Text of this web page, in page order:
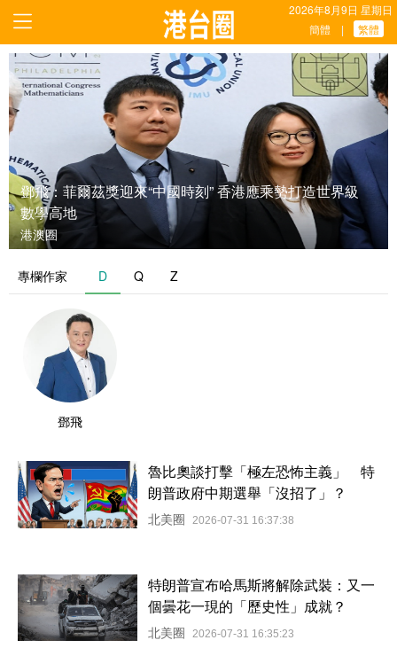
2026年8月9日 星期日
簡體
繁體
鄧飛：菲爾茲獎迎來“中國時刻” 香港應乘勢打造世界級
數學高地
港澳圈
專欄作家 D Q Z
鄧飛
魯比奧談打擊「極左恐怖主義」 特
朗普政府中期選舉「沒招了」？
北美圈 2026-07-31 16:37:38
特朗普宣布哈馬斯將解除武裝：又一
個曇花一現的「歷史性」成就？
北美圈 2026-07-31 16:35:23